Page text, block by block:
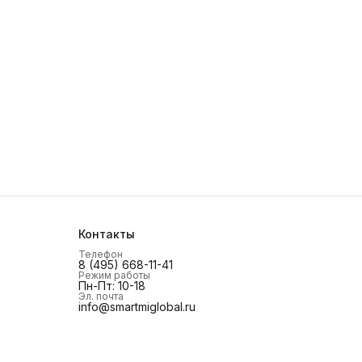
Контакты
Телефон
8 (495) 668-11-41
Режим работы
Пн-Пт: 10-18
Эл. почта
info@smartmiglobal.ru